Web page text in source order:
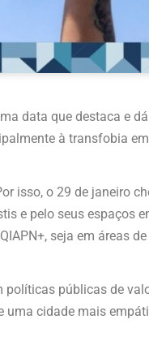
data que destaca e
à transfobia
isso, o 29 de janeiro
e pelo seus espaços
seja em áreas
políticas públicas de
uma cidade mais